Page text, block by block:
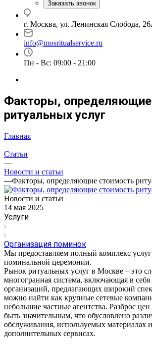
Заказать звонок
г. Москва, ул. Ленинская Слобода,
info@mosritualservice.ru
Пн - Вс: 09:00 - 21:00
Факторы,
ритуальных услуг
Главная
—
Статьи
—
Новости и статьи
—Факторы, определяющие стоимость
Новости и статьи
14 мая 2025
Услуги
Организация поминок
Мы предоставляем полный комплекс
поминальной церемонии.
Рынок ритуальных услуг в Москве – это
многогранная система, включающая в
организаций, предлагающих широкий
можно найти как крупные сетевые
небольшие частные агентства. Разброс
быть значительным, что обусловлено
обслуживания, используемых материалах
дополнительных сервисах.